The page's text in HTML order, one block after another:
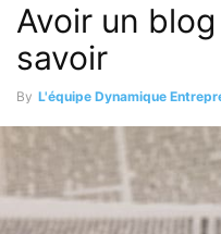
Avoir un
savoir
By L'équipe Dynamique